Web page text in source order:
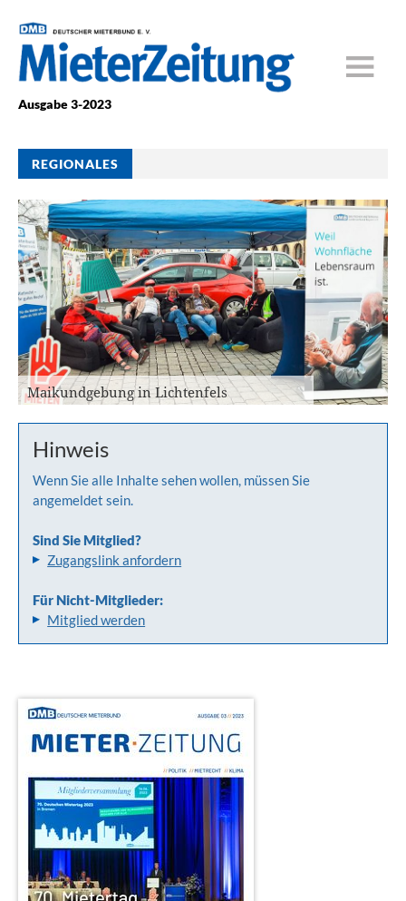
Ausgabe 3-2023
REGIONALES
Maikundgebung in Lichtenfels
Hinweis
Wenn Sie alle Inhalte sehen wollen, müssen Sie
angemeldet sein.
Sind Sie Mitglied?
Zugangslink anfordern
Für Nicht-Mitglieder:
Mitglied werden